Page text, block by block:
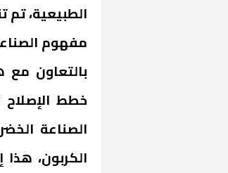
الطبيعية،
مفهوم
بالتعاون مع
خطط الإصلاح
الصناعة
الكربون،